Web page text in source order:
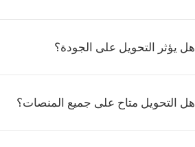
هل يؤثر التحويل على الجودة؟
هل التحويل متاح على جميع المنصات؟